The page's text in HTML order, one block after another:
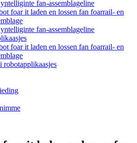
fan-assemblageline
foar it laden en lossen fan foarrail- en
fan-assemblageline
foar it laden en lossen fan foarrail- en
robotapplikaasjes